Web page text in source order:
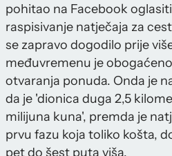
pohitao na Facebook
raspisivanje natječaja za
se zapravo dogodilo prije
međuvremenu je
otvaranja ponuda. Onda je
da je 'dionica duga 2,5
milijuna kuna', premda je
prvu fazu koja toliko košta,
pet do šest puta viša.